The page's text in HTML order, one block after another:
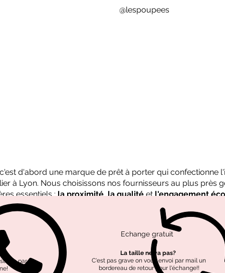
@lespoupees
d'abord une marque de prêt à porter qui confectionne
à Lyon. Nous choisissons nos fournisseurs au plus près
essentiels :la proximité,la qualitéetl'engagement
Coton labellisé GOTS
Tissus labellisé OEKO-
par
Echange gratuit
La taille ne va pas?
C'est pas grave on vous envoi par mail un
bordereau de retour pour l'échange!!